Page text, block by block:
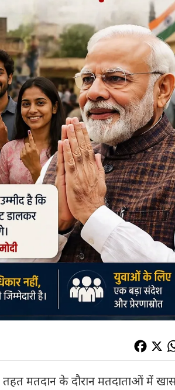
मतदान के दौरान मतदाताओं में